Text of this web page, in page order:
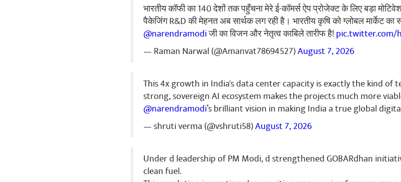
भारतीय कॉफी का 140 देशों तक पहुँचना मेरे ई-कॉमर्स ऐप प्रोजेक्ट के लिए बड़ा
पैकेजिंग R&D की मेहनत अब सार्थक लग रही है। भारतीय कृषि को ग्लोबल मार्केट का
@narendramodiजी का विजन और नेतृत्व काबिले तारीफ है!pic.twitter.com/
— Raman Narwal (@Amanvat78694527)August 7, 2026
This 4x growth in India's data center capacity is exactly the kind of
strong, sovereign AI ecosystem makes the projects much more
@narendramodi’s brilliant vision in making India a true global
— shruti verma (@vshruti58)August 7, 2026
Under d leadership of PM Modi, d strengthened GOBARdhan
clean fuel.